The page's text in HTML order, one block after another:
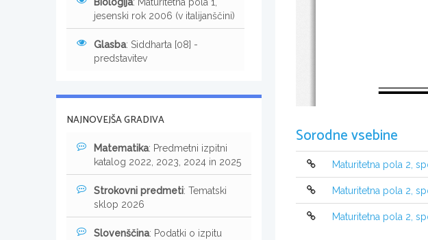
Sorodne vsebine
Maturitetna pola 2,
Maturitetna pola 2,
Maturitetna pola 2,
jesenski rok 2006 (v italijanščini)
Glasba: Siddharta [08] -
predstavitev
NAJNOVEJŠA GRADIVA
Matematika: Predmetni izpitni
katalog 2022, 2023, 2024 in 2025
Strokovni predmeti: Tematski
sklop 2026
Slovenščina: Podatki o izpitu